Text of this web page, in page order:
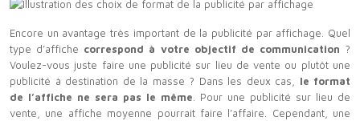
Encore un avantage très important de la publicité par affichage. Quel
type d’affiche correspond à votre objectif de communication ?
Voulez-vous juste faire une publicité sur lieu de vente ou plutôt une
publicité à destination de la masse ? Dans les deux cas, le format
de l’affiche ne sera pas le même . Pour une publicité sur lieu de
vente, une affiche moyenne pourrait faire l’affaire. Cependant, une